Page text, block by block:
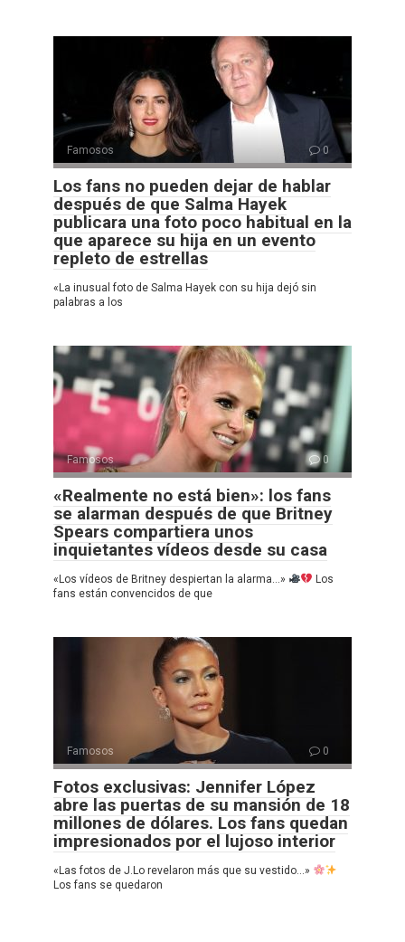
Famosos 0
Los fans no pueden dejar de hablar
después de que Salma Hayek
publicara una foto poco habitual en la
que aparece su hija en un evento
repleto de estrellas
«La inusual foto de Salma Hayek con su hija dejó sin
palabras a los
Famosos 0
«Realmente no está bien»: los fans
se alarman después de que Britney
Spears compartiera unos
inquietantes vídeos desde su casa
«Los vídeos de Britney despiertan la alarma…»
Los
fans están convencidos de que
Famosos 0
Fotos exclusivas: Jennifer López
abre las puertas de su mansión de 18
millones de dólares. Los fans quedan
impresionados por el lujoso interior
«Las fotos de J.Lo revelaron más que su vestido…»
Los fans se quedaron